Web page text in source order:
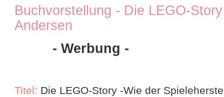
Buchvorstellung - Die LEGO-
Andersen
- Werbung -
Titel: Die LEGO-Story -Wie der